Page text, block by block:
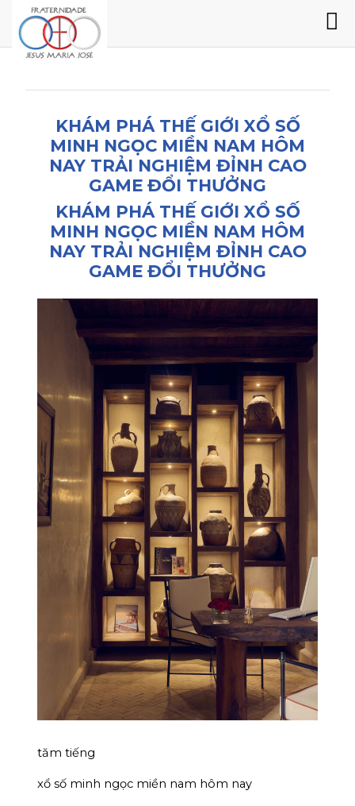
KHÁM PHÁ THẾ GIỚI XỔ SỐ
MINH NGỌC MIỀN NAM HÔM
NAY TRẢI NGHIỆM ĐỈNH CAO
GAME ĐỔI THƯỞNG
KHÁM PHÁ THẾ GIỚI XỔ SỐ
MINH NGỌC MIỀN NAM HÔM
NAY TRẢI NGHIỆM ĐỈNH CAO
GAME ĐỔI THƯỞNG
tăm tiếng
xổ số minh ngọc miền nam hôm nay